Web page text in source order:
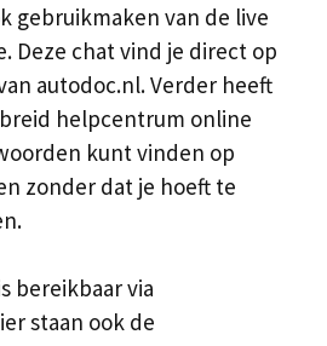
gebruikmaken van de live
Deze chat vind je direct op
autodoc.nl. Verder heeft
helpcentrum online
kunt vinden op
zonder dat je hoeft te
bereikbaar via
staan ook de